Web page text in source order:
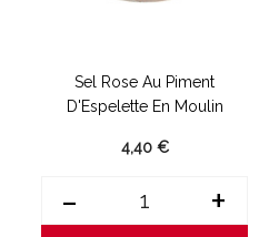
Sel Rose Au Piment
D'Espelette En Moulin
4,40 €
- +